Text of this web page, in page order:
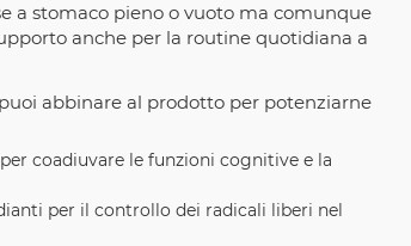
a stomaco pieno o vuoto ma comunque
anche per la routine quotidiana a
abbinare al prodotto per potenziarne
per coadiuvare le funzioni cognitive e la
per il controllo dei radicali liberi nel